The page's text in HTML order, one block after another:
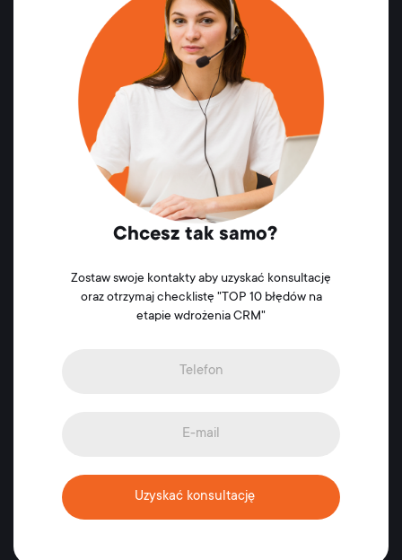
Chcesz tak samo?
Zostaw swoje kontakty aby uzyskać konsultację
oraz otrzymaj checklistę "TOP 10 błędów na
etapie wdrożenia CRM"
Uzyskać konsultację